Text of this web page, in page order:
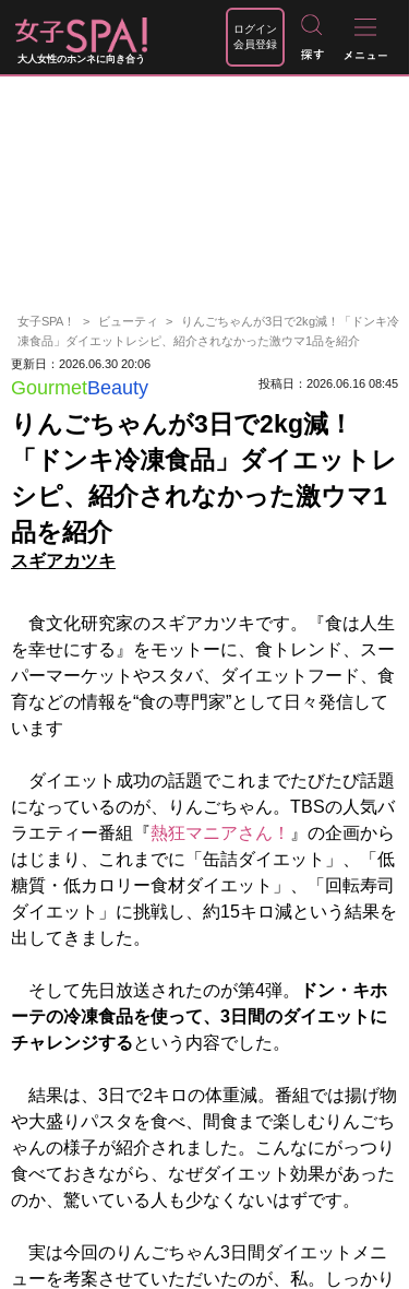
大人女性のホンネに向き合う
ログイン
会員登録
女子SPA！ ビューティ
りんごちゃんが3日で2kg減！「ドンキ冷
凍食品」ダイエットレシピ、紹介されなかった激ウマ1品を紹介
更新日：2026.06.30 20:06
GourmetBeauty 投稿日：2026.06.16 08:45
りんごちゃんが3日で2kg減！
「ドンキ冷凍食品」ダイエットレ
シピ、紹介されなかった激ウマ1
品を紹介
スギアカツキ
食文化研究家のスギアカツキです。『食は人生
を幸せにする』をモットーに、食トレンド、スー
パーマーケットやスタバ、ダイエットフード、食
育などの情報を“食の専門家”として日々発信して
います
ダイエット成功の話題でこれまでたびたび話題
になっているのが、りんごちゃん。TBSの人気バ
ラエティー番組『熱狂マニアさん！
』の企画から
はじまり、これまでに「缶詰ダイエット」、「低
糖質・低カロリー食材ダイエット」、「回転寿司
ダイエット」に挑戦し、約15キロ減という結果を
出してきました。
そして先日放送されたのが第4弾。
ドン・キホ
ーテの冷凍食品を使って、3日間のダイエットに
チャレンジするという内容でした。
結果は、3日で2キロの体重減。番組では揚げ物
や大盛りパスタを食べ、間食まで楽しむりんごち
ゃんの様子が紹介されました。こんなにがっつり
食べておきながら、なぜダイエット効果があった
のか、驚いている人も少なくないはずです。
実は今回のりんごちゃん3日間ダイエットメニ
ューを考案させていただいたのが、私。しっかり